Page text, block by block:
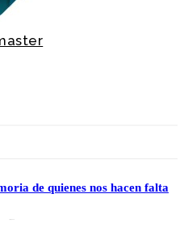
de quienes nos hacen falta